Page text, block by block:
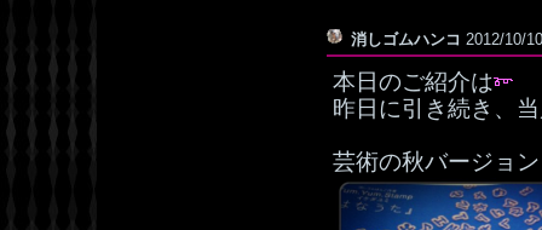
消しゴムハンコ 2012/10/
本日のご紹介は
昨日に引き続き、
芸術の秋バージョ